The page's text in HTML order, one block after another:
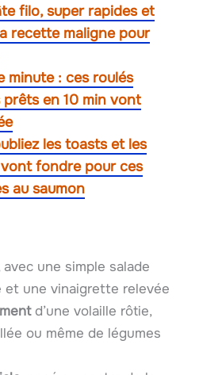
filo, super rapides et
recette maligne pour
minute : ces roulés
en 10 min vont
les toasts et les
fondre pour ces
au saumon
avec une simple salade
et une vinaigrette relevée
d’une volaille rôtie,
ou même de légumes